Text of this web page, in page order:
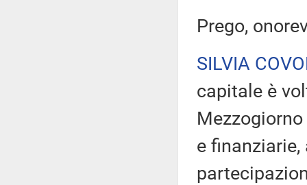
Prego,
SILVIA
capitale è
e